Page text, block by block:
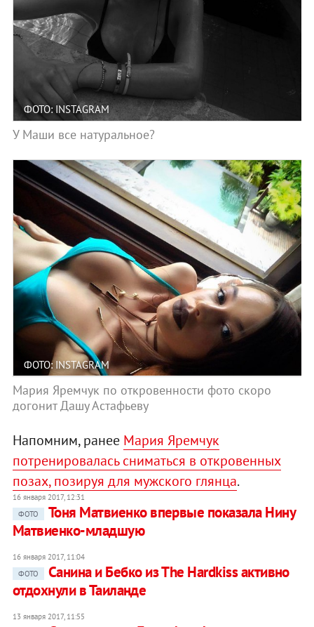
ФОТО: INSTAGRAM
У Маши все натуральное?
ФОТО: INSTAGRAM
Мария Яремчук по откровенности фото скоро
догонит Дашу Астафьеву
Напомним, ранее Мария Яремчук
потренировалась сниматься в откровенных
позах, позируя для мужского глянца.
16 января 2017, 12:31
ФОТО
Тоня Матвиенко впервые показала Нину
Матвиенко-младшую
16 января 2017, 11:04
ФОТО
Санина и Бебко из The Hardkiss активно
отдохнули в Таиланде
13 января 2017, 11:55